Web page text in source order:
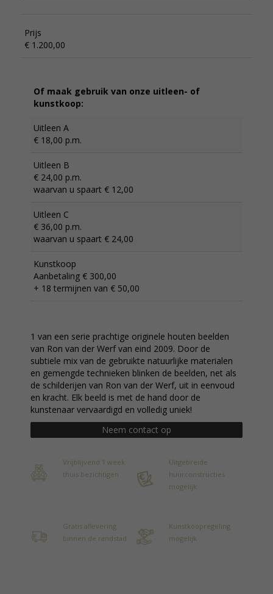
Prijs
€ 1.200,00
Of maak gebruik van onze uitleen- of
kunstkoop:
Uitleen A
€ 18,00 p.m.
Uitleen B
€ 24,00 p.m.
waarvan u spaart € 12,00
Uitleen C
€ 36,00 p.m.
waarvan u spaart € 24,00
Kunstkoop
Aanbetaling € 300,00
+ 18 termijnen van € 50,00
1 van een serie prachtige originele houten beelden
van Ron van der Werf van eind 2009. Door de
subtiele mix van de gebruikte natuurlijke materialen
en gemengde technieken blinken de beelden, net als
de schilderijen van Ron van der Werf, uit in eenvoud
en kracht. Elk beeld is met de hand door de
kunstenaar vervaardigd en volledig uniek!
Neem contact op
Vrijblijvend 1 week
thuis bezichtigen
Uitgebreide
huurconstructies
mogelijk
Gratis aflevering
binnen de randstad
Kunstkoopregeling
mogelijk